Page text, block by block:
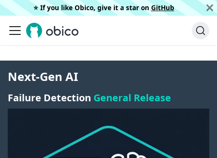
⭐️ If you like Obico, give it a star on GitHub
Next-Gen AI
Failure Detection General Release